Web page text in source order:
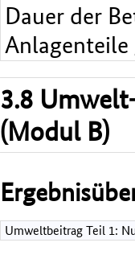
Dauer der
3.8
(Modul B)
Umweltbeitrag Teil 1: